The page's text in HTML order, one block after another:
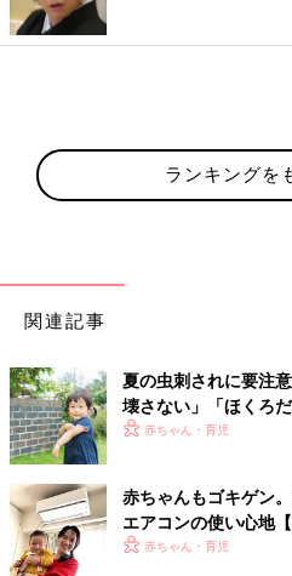
ランキングを
関連記事
夏の虫刺されに要注
壊さない」「ほくろ
ニ」【皮膚科医】
赤ちゃん・育児
赤ちゃんもゴキゲン
エアコンの使い心地
赤ちゃん・育児